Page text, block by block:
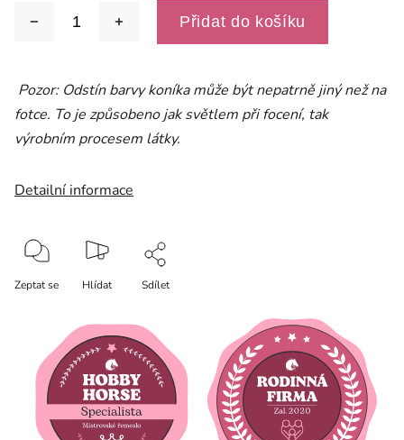
Přidat do košíku
Pozor: Odstín barvy koníka může být nepatrně jiný než na
fotce. To je způsobeno jak světlem při focení, tak
výrobním procesem látky.
Detailní informace
Zeptat se Hlídat Sdílet